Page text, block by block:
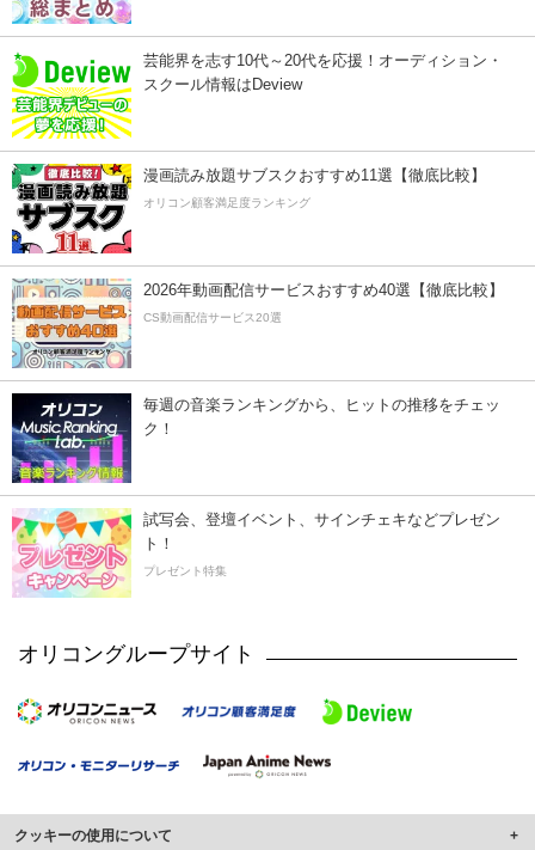
芸能界を志す10代～20代を応援！オーディション・
スクール情報はDeview
漫画読み放題サブスクおすすめ11選【徹底比較】
オリコン顧客満足度ランキング
2026年動画配信サービスおすすめ40選【徹底比較】
CS動画配信サービス20選
毎週の音楽ランキングから、ヒットの推移をチェッ
ク！
試写会、登壇イベント、サインチェキなどプレゼン
ト！
プレゼント特集
オリコングループサイト
クッキーの使用について